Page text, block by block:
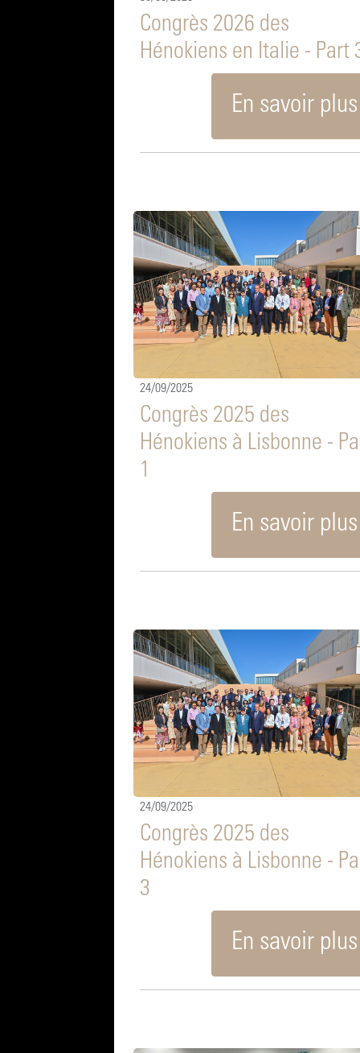
Congrès 2026 des
Hénokiens en Italie - Part
En savoir plus
24/09/2025
Congrès 2025 des
Hénokiens à Lisbonne -
1
En savoir plus
24/09/2025
Congrès 2025 des
Hénokiens à Lisbonne -
3
En savoir plus